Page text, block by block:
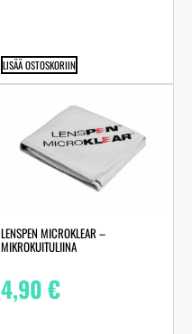
LISÄÄ OSTOSKORIIN
LENSPEN MICROKLEAR –
MIKROKUITULIINA
4,90€